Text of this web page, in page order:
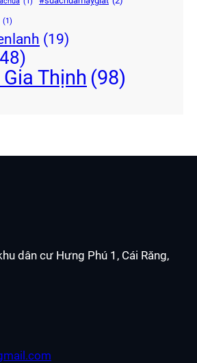
(1)
(19)
Thịnh (98)
dân cư Hưng Phú 1, Cái Răng,